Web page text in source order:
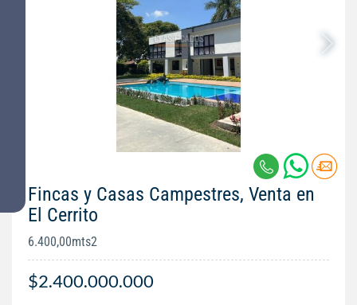
Fincas y Casas Campestres, Venta en
El Cerrito
6.400,00mts2
$2.400.000.000